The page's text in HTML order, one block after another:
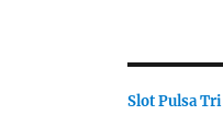
Slot Pulsa Tri